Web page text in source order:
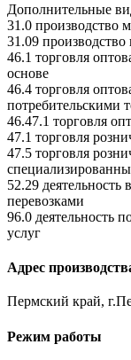
Дополнительные
31.0 производство
31.09
46.1 торговля
основе
46.4 торговля
потребительскими
46.47.1 торговля
47.1 торговля
47.5 торговля
52.29 деятельность
перевозками
96.0 деятельность
услуг
Адрес
Пермский край,
Режим работы